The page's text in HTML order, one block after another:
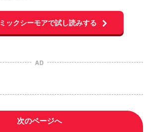
ックシーモアで試し読みする
AD
次のページへ